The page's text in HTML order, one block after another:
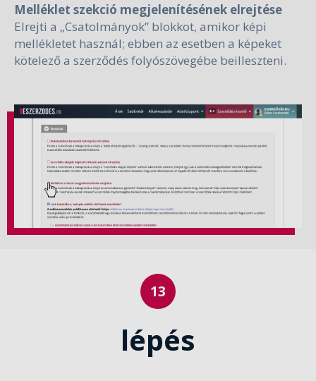
Melléklet szekció megjelenítésének elrejtése
Elrejti a „Csatolmányok” blokkot, amikor képi
mellékletet használ; ebben az esetben a képeket
kötelező a szerződés folyószövegébe beilleszteni.
lépés